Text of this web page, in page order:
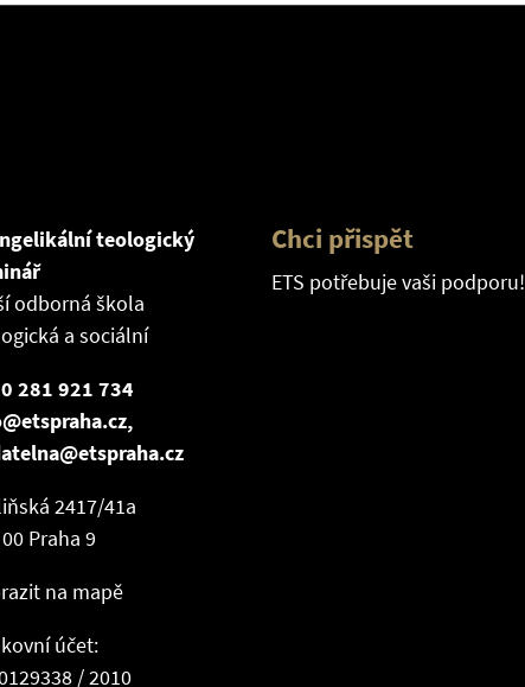
teologický
odborná škola
a sociální
281 921 734
2417/41a
Praha 9
na mapě
účet:
/ 2010
Chci přispět
ETS potřebuje vaši podporu!